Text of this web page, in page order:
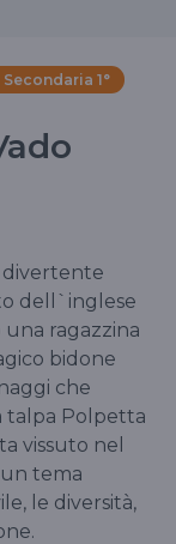
1°
divertente
dell`inglese
ragazzina
bidone
che
talpa Polpetta
vissuto nel
tema
le diversità,